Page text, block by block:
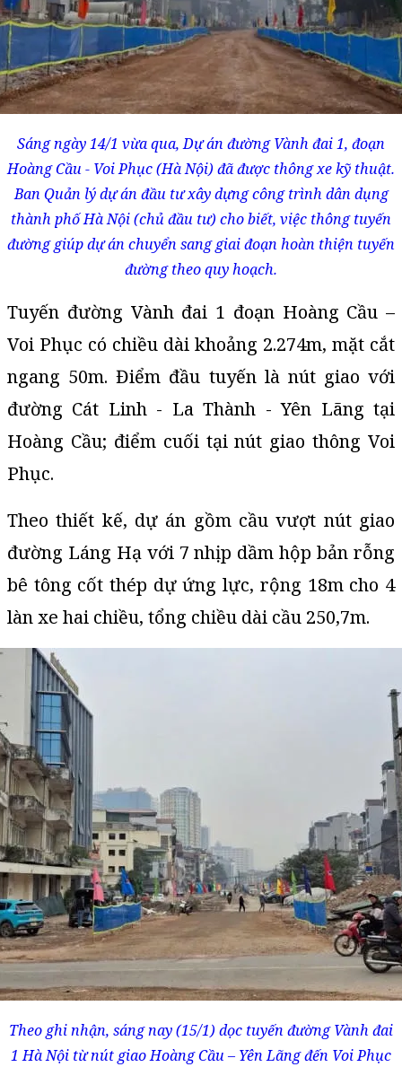
Sáng ngày 14/1 vừa qua, Dự án đường Vành đai 1, đoạn
Hoàng Cầu - Voi Phục (Hà Nội) đã được thông xe kỹ thuật.
Ban Quản lý dự án đầu tư xây dựng công trình dân dụng
thành phố Hà Nội (chủ đầu tư) cho biết, việc thông tuyến
đường giúp dự án chuyển sang giai đoạn hoàn thiện tuyến
đường theo quy hoạch.
Tuyến đường Vành đai 1 đoạn Hoàng Cầu –
Voi Phục có chiều dài khoảng 2.274m, mặt cắt
ngang 50m. Điểm đầu tuyến là nút giao với
đường Cát Linh - La Thành - Yên Lãng tại
Hoàng Cầu; điểm cuối tại nút giao thông Voi
Phục.
Theo thiết kế, dự án gồm cầu vượt nút giao
đường Láng Hạ với 7 nhịp dầm hộp bản rỗng
bê tông cốt thép dự ứng lực, rộng 18m cho 4
làn xe hai chiều, tổng chiều dài cầu 250,7m.
Theo ghi nhận, sáng nay (15/1) dọc tuyến đường Vành đai
1 Hà Nội từ nút giao Hoàng Cầu – Yên Lãng đến Voi Phục